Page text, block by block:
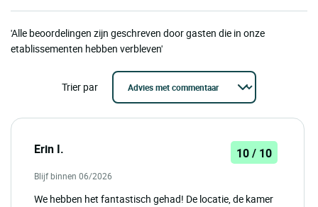
'Alle beoordelingen zijn geschreven door gasten die in onze
etablissementen hebben verbleven'
Trier par
Erin I. 10 / 10
Blijf binnen 06/2026
We hebben het fantastisch gehad! De locatie, de kamer